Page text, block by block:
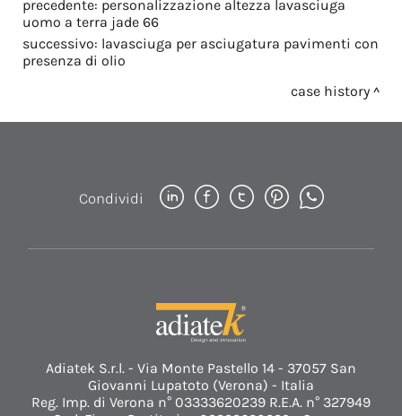
precedente: personalizzazione altezza lavasciuga
uomo a terra jade 66
successivo: lavasciuga per asciugatura pavimenti con
presenza di olio
case history
Condividi
Adiatek S.r.l. - Via Monte Pastello 14 - 37057 San
Giovanni Lupatoto (Verona) - Italia
Reg. Imp. di Verona n° 03333620239 R.E.A. n° 327949